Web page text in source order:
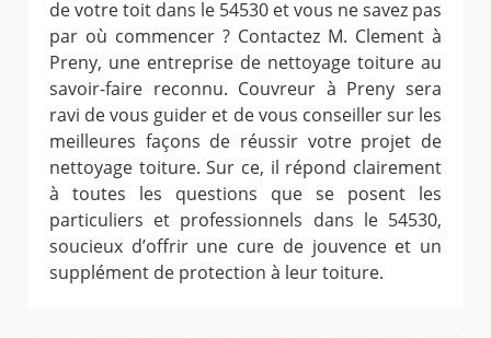
de votre toit dans le 54530 et vous ne savez pas
par où commencer ? Contactez M. Clement à
Preny, une entreprise de nettoyage toiture au
savoir-faire reconnu. Couvreur à Preny sera
ravi de vous guider et de vous conseiller sur les
meilleures façons de réussir votre projet de
nettoyage toiture. Sur ce, il répond clairement
à toutes les questions que se posent les
particuliers et professionnels dans le 54530,
soucieux d’offrir une cure de jouvence et un
supplément de protection à leur toiture.